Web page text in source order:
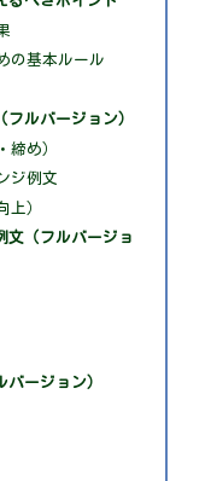
の基本ルール
ルバージョン）
締め）
ジ例文
上）
文（フルバージョ
ージョン）